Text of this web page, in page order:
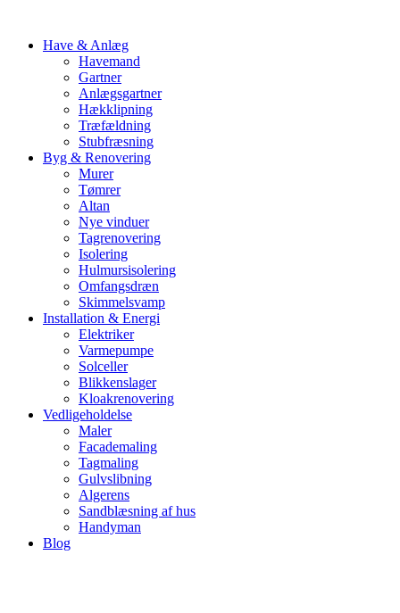
Have & Anlæg
Havemand
Gartner
Anlægsgartner
Hækklipning
Træfældning
Stubfræsning
Byg & Renovering
Murer
Tømrer
Altan
Nye vinduer
Tagrenovering
Isolering
Hulmursisolering
Omfangsdræn
Skimmelsvamp
Installation & Energi
Elektriker
Varmepumpe
Solceller
Blikkenslager
Kloakrenovering
Vedligeholdelse
Maler
Facademaling
Tagmaling
Gulvslibning
Algerens
Sandblæsning af hus
Handyman
Blog